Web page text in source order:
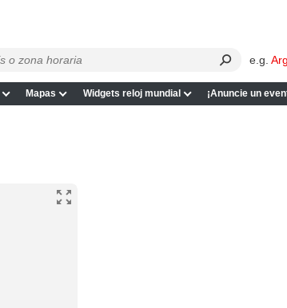
e.g.
Mapas Widgets reloj mundial ¡Anuncie un